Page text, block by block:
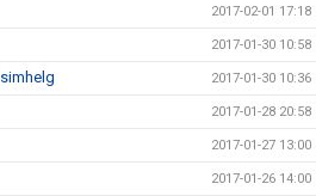
2017-02-01 17:18
2017-01-30 10:58
2017-01-30 10:36
2017-01-28 20:58
2017-01-27 13:00
2017-01-26 14:00